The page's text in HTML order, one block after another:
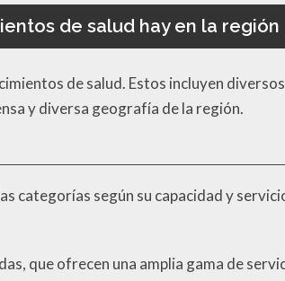
de salud hay en la
de salud. Estos incluyen
y diversa geografía de la región.
categorías según su capacidad y
que ofrecen una amplia gama de